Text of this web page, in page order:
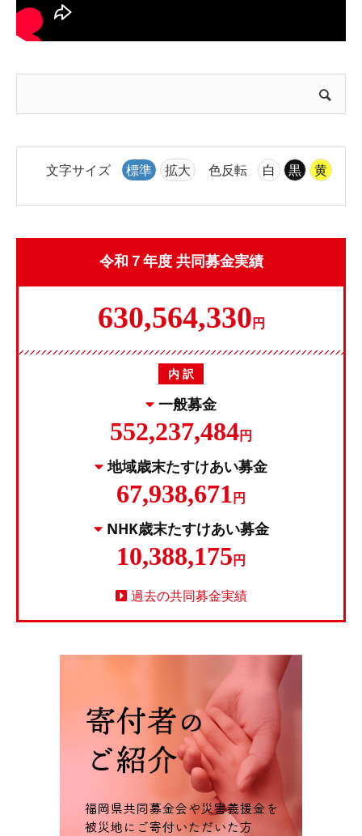
文字サイズ 標準 拡大 色反転 白 黒 黄
令和７年度 共同募金実績
630,564,330 円
内 訳
一般募金
552,237,484円
地域歳末たすけあい募金
67,938,671 円
NHK歳末たすけあい募金
10,388,175 円
過去の共同募金実績